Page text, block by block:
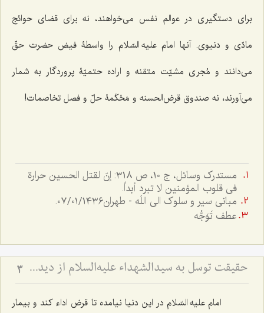
برای دستگیری در عوالم نفس می‌خواهند، نه برای قضای حوائج
مادّی و دنیوی. آنها امام علیه السّلام را واسطۀ فیض حضرت حقّ
می‌دانند و مُجری مشیّت متقنه و اراده حتمیّۀ پروردگار به شمار
می‌آورند، نه صندوق قرض‌الحسنه و مَحْکَمۀ حلّ و فصل تخاصمات!
مستدرک وسائل، ج ۱۰، ص ٣۱۸: إنّ لقتل الحسین حرارة
فی قلوب المؤمنین لا تبرد أبداً.
مبانی سیر و سلوک الی اللَه - طهران٠٧/٠١/١٤٣٦.
عطف تَوَجُّه
حقیقت توسل به سیدالشهداء علیه‌السلام از دیدگاه عرفا - بررسی اجمالی مسئلۀ توسل به اهل‌بیت علیهم‌السلام 3
امام علیه السّلام در این دنیا نیامده تا قرض اداء کند و بیمار